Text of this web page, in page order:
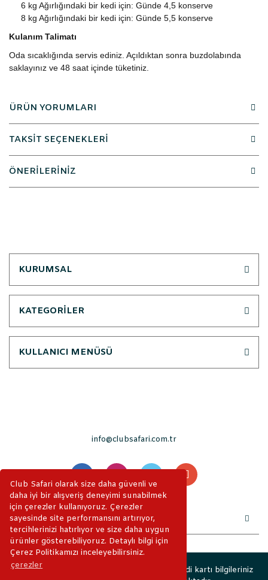
Club Safari olarak size daha güvenli ve
daha iyi bir alışveriş deneyimi sunabilmek
için çerezler kullanıyoruz. Çerezler
sayesinde site performansını artırıyor,
tercihlerinizi hatırlıyor ve size daha uygun
ürünler gösterebiliyoruz. Detaylı bilgi için
Çerez Politikamızı inceleyebilirsiniz.
çerezler
6 kg Ağırlığındaki bir kedi için: Günde 4,5 konserve
8 kg Ağırlığındaki bir kedi için: Günde 5,5 konserve
Kulanım Talimatı
Oda sıcaklığında servis ediniz. Açıldıktan sonra buzdolabında
saklayınız ve 48 saat içinde tüketiniz.
ÜRÜN YORUMLARI
TAKSİT SEÇENEKLERİ
ÖNERİLERİNİZ
KURUMSAL
KATEGORİLER
KULLANICI MENÜSÜ
info@clubsafari.com.tr
2019 © ClubSafari. Tüm Hakları Saklıdır. Kredi kartı bilgileriniz